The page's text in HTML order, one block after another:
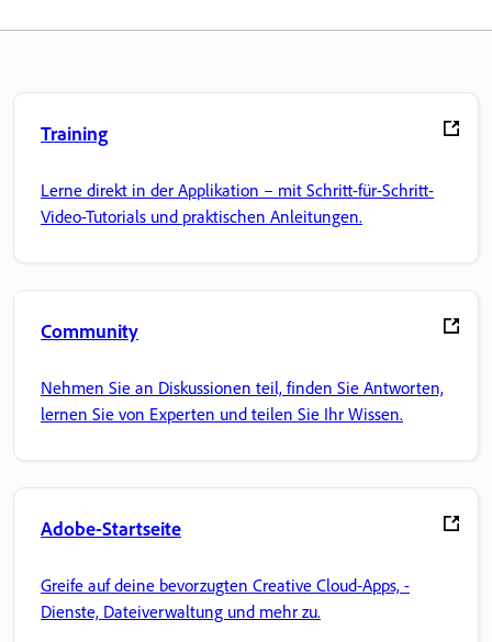
Training
Lerne direkt in der Applikation – mit Schritt-für-Schritt-
Video-Tutorials und praktischen Anleitungen.
Community
Nehmen Sie an Diskussionen teil, finden Sie Antworten,
lernen Sie von Experten und teilen Sie Ihr Wissen.
Adobe-Startseite
Greife auf deine bevorzugten Creative Cloud-Apps, -
Dienste, Dateiverwaltung und mehr zu.